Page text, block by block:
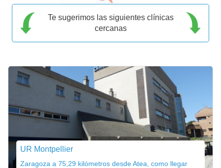
Te sugerimos las siguientes clínicas
cercanas
UR Montpellier
Zaragoza a 75,29 kilómetros desde Atea, como llegar